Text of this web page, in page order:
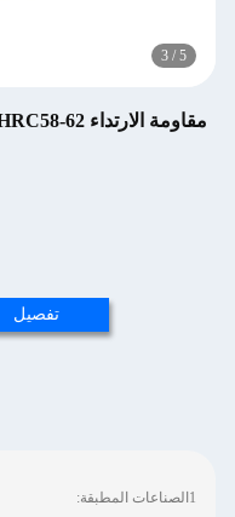
3 / 5
تفصيل
1الصناعات المطبقة: